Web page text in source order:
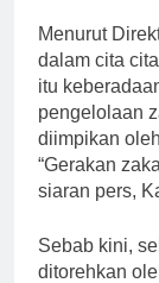
Menurut
dalam cita
itu
pengelolaan
diimpikan
“Gerakan
siaran pers,
Sebab kini,
ditorehkan